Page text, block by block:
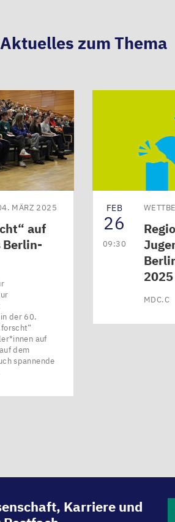
Aktuelles zum Thema
MÄRZ 2025
auf
Berlin-
der 60.
auf
dem
spannende
FEB
26
09:30
2025
MDC.C
Karriere und